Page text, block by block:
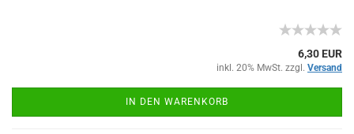
6,30 EUR
inkl. 20% MwSt. zzgl. Versand
IN DEN WARENKORB